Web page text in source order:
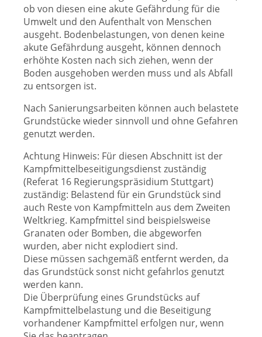
ob von diesen eine akute Gefährdung für die
Umwelt und den Aufenthalt von Menschen
ausgeht. Bodenbelastungen, von denen keine
akute Gefährdung ausgeht, können dennoch
erhöhte Kosten nach sich ziehen, wenn der
Boden ausgehoben werden muss und als Abfall
zu entsorgen ist.
Nach Sanierungsarbeiten können auch belastete
Grundstücke wieder sinnvoll und ohne Gefahren
genutzt werden.
Achtung Hinweis: Für diesen Abschnitt ist der
Kampfmittelbeseitigungsdienst zuständig
(Referat 16 Regierungspräsidium Stuttgart)
zuständig: Belastend für ein Grundstück sind
auch Reste von Kampfmitteln aus dem Zweiten
Weltkrieg. Kampfmittel sind beispielsweise
Granaten oder Bomben, die abgeworfen
wurden, aber nicht explodiert sind.
Diese müssen sachgemäß entfernt werden, da
das Grundstück sonst nicht gefahrlos genutzt
werden kann.
Die Überprüfung eines Grundstücks auf
Kampfmittelbelastung und die Beseitigung
vorhandener Kampfmittel erfolgen nur, wenn